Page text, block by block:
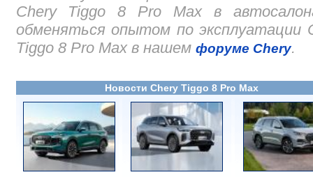
Chery Tiggo 8 Pro Max в
обменяться опытом по эксплуатации
Tiggo 8 Pro Max в нашем форуме Chery.
Новости Chery Tiggo 8 Pro Max